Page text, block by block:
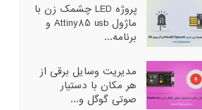
پروژه LED چشمک زن با
ماژول Attiny85 usb و
برنامه...
مدیریت وسایل برقی از
هر مکان با دستیار
صوتی گوگل و...